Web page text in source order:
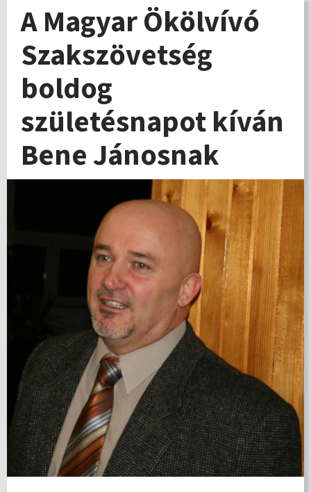
A Magyar Ökölvívó
Szakszövetség
boldog
születésnapot kíván
Bene Jánosnak